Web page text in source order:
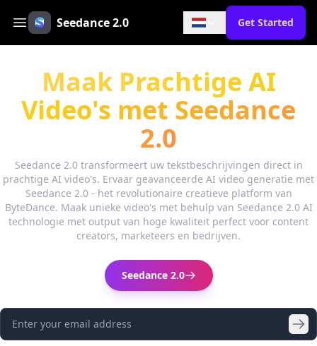
Seedance 2.0 Get Started
Maak Prachtige AI
Video's met Seedance
2.0
Seedance 2.0 transformeert uw tekstbeschrijvingen direct in
prachtige AI video's. Ervaar geavanceerde AI video generatie met
Seedance 2.0 - het revolutionaire creatieve platform van
ByteDance. Maak unieke video's met behulp van Seedance 2.0 AI
technologie met output van hoge kwaliteit perfect voor content
creators, marketeers en bedrijven.
Seedance 2.0